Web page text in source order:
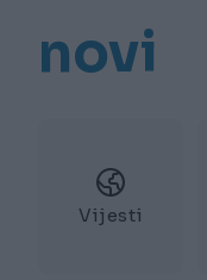
novi
Vijesti